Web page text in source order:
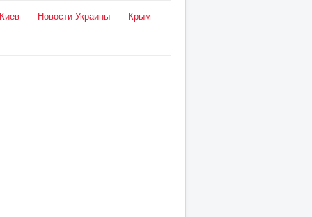
Киев Новости Украины Крым